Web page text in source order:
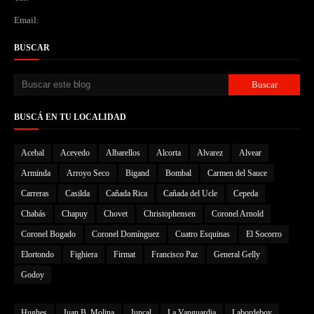
Email:
BUSCAR
BUSCÁ EN TU LOCALIDAD
Acebal Acevedo Albarellos Alcorta Alvarez Alvear
Arminda Arroyo Seco Bigand Bombal Carmen del Sauce
Carreras Casilda Cañada Rica Cañada del Ucle Cepeda
Chabás Chapuy Chovet Christophensen Coronel Arnold
Coronel Bogado Coronel Domínguez Cuatro Esquinas El Socorro
Elortondo Fighiera Firmat Francisco Paz General Gelly
Godoy